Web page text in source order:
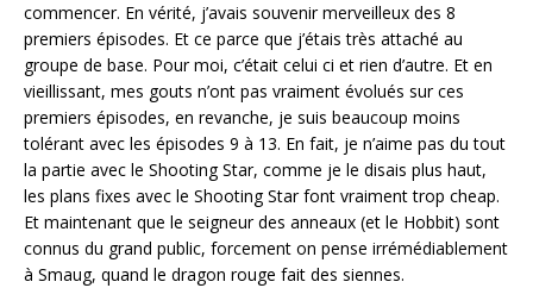
commencer. En vérité, j’avais souvenir merveilleux des 8
premiers épisodes. Et ce parce que j’étais très attaché au
groupe de base. Pour moi, c’était celui ci et rien d’autre. Et en
vieillissant, mes gouts n’ont pas vraiment évolués sur ces
premiers épisodes, en revanche, je suis beaucoup moins
tolérant avec les épisodes 9 à 13. En fait, je n’aime pas du tout
la partie avec le Shooting Star, comme je le disais plus haut,
les plans fixes avec le Shooting Star font vraiment trop cheap.
Et maintenant que le seigneur des anneaux (et le Hobbit) sont
connus du grand public, forcement on pense irrémédiablement
à Smaug, quand le dragon rouge fait des siennes.